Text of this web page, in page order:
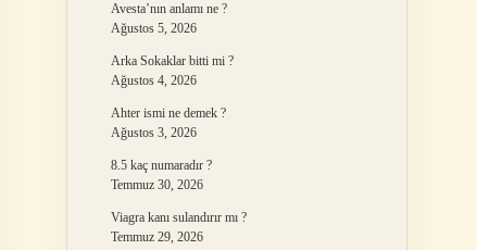
Avesta’nın anlamı ne ?
Ağustos 5, 2026
Arka Sokaklar bitti mi ?
Ağustos 4, 2026
Ahter ismi ne demek ?
Ağustos 3, 2026
8.5 kaç numaradır ?
Temmuz 30, 2026
Viagra kanı sulandırır mı ?
Temmuz 29, 2026